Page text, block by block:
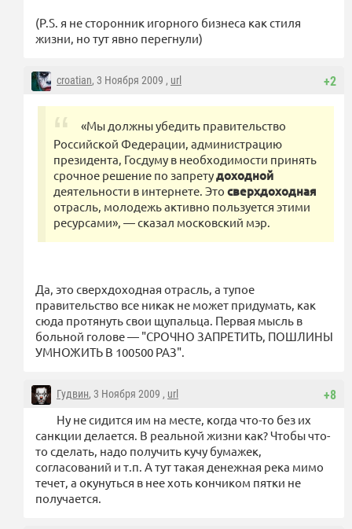
(P.S. я не сторонник игорного бизнеса как стиля
жизни, но тут явно перегнули)
+2
croatian, 3 Ноября 2009 , url
«Мы должны убедить правительство
Российской Федерации, администрацию
президента, Госдуму в необходимости принять
срочное решение по запретудоходной
деятельности в интернете. Это сверхдоходная
отрасль, молодежь активно пользуется этими
ресурсами», — сказал московский мэр.
Да, это сверхдоходная отрасль, а тупое
правительство все никак не может придумать, как
сюда протянуть свои щупальца. Первая мысль в
больной голове — "СРОЧНО ЗАПРЕТИТЬ, ПОШЛИНЫ
УМНОЖИТЬ В 100500 РАЗ".
+8
Гудвин, 3 Ноября 2009 , url
Ну не сидится им на месте, когда что-то без их
санкции делается. В реальной жизни как? Чтобы что-
то сделать, надо получить кучу бумажек,
согласований и т.п. А тут такая денежная река мимо
течет, а окунуться в нее хоть кончиком пятки не
получается.